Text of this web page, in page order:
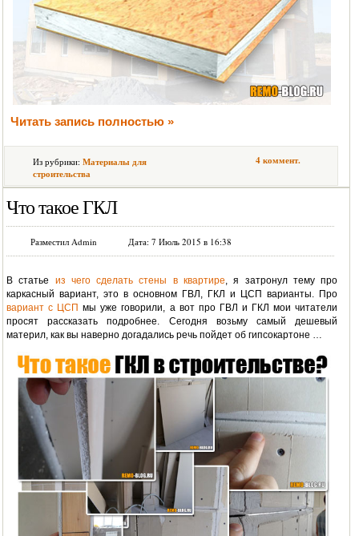
Читать запись полностью »
4 коммент.
Из рубрики: Материалы для
строительства
Что такое ГКЛ
Разместил Admin Дата: 7 Июль 2015 в 16:38
В статье из чего сделать стены в квартире, я затронул тему про
каркасный вариант, это в основном ГВЛ, ГКЛ и ЦСП варианты. Про
вариант с ЦСП мы уже говорили, а вот про ГВЛ и ГКЛ мои читатели
просят рассказать подробнее. Сегодня возьму самый дешевый
материл, как вы наверно догадались речь пойдет об гипсокартоне …